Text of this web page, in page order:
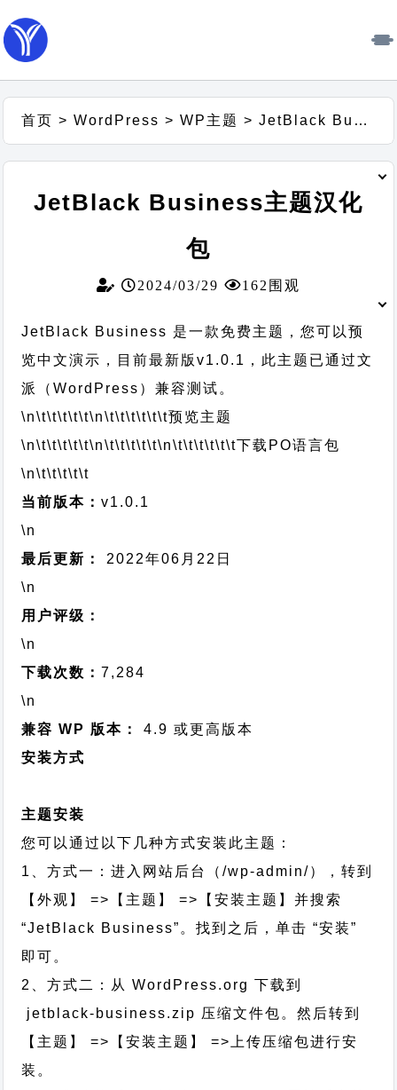
首页 >WordPress >WP主题 >JetBlack Business主题汉化包
JetBlack Business主题汉化
包
2024/03/29 162围观
JetBlack Business 是一款免费主题，您可以预
览中文演示，目前最新版v1.0.1，此主题已通过文
派（WordPress）兼容测试。
\n\t\t\t\t\t\n\t\t\t\t\t\t预览主题
\n\t\t\t\t\t\n\t\t\t\t\t\n\t\t\t\t\t\t下载PO语言包
\n\t\t\t\t\t
当前版本：v1.0.1
\n
最后更新：
2022年06月22日
\n
用户评级：
\n
下载次数：7,284
\n
兼容 WP 版本：
4.9 或更高版本
安装方式
主题安装
您可以通过以下几种方式安装此主题：
1、方式一：进入网站后台（/wp-admin/），转到
【外观】 =>【主题】 =>【安装主题】并搜索
“JetBlack Business”。找到之后，单击 “安装”
即可。
2、方式二：从 WordPress.org 下载到
jetblack-business.zip 压缩文件包。然后转到
【主题】 =>【安装主题】 =>上传压缩包进行安
装。